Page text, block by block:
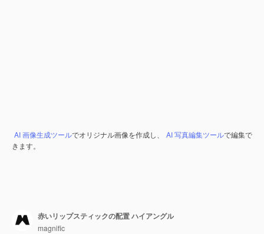
AI 画像生成ツールでオリジナル画像を作成し、 AI 写真編集ツールで編集で
きます。
赤いリップスティックの配置 ハイアングル
magnific